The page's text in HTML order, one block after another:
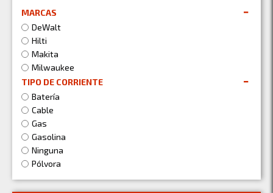
MARCAS
DeWalt
Hilti
Makita
Milwaukee
TIPO DE CORRIENTE
Batería
Cable
Gas
Gasolina
Ninguna
Pólvora